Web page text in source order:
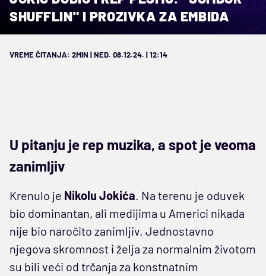
SHUFFLIN" I PROZIVKA ZA EMBIDA
VREME ČITANJA: 2MIN | NED. 08.12.24. | 12:14
U pitanju je rep muzika, a spot je veoma
zanimljiv
Krenulo je Nikolu Jokića. Na terenu je oduvek
bio dominantan, ali medijima u Americi nikada
nije bio naročito zanimljiv. Jednostavno
njegova skromnost i želja za normalnim životom
su bili veći od trčanja za konstnatnim